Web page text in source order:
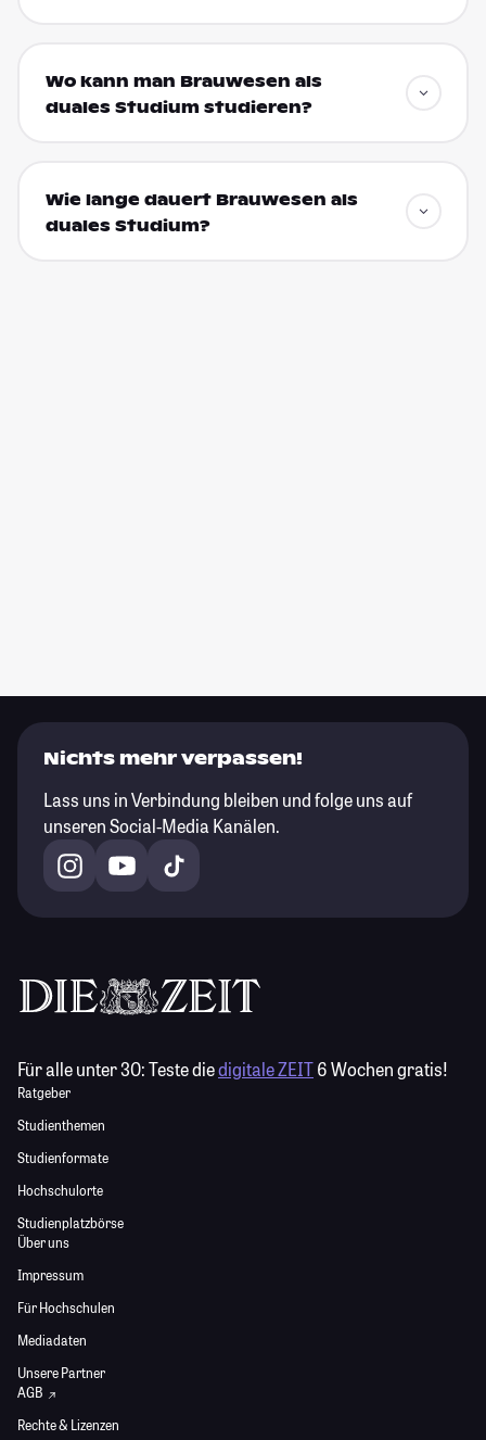
Wo kann man Brauwesen als
duales Studium studieren?
Wie lange dauert Brauwesen als
duales Studium?
Nichts mehr verpassen!
Lass uns in Verbindung bleiben und folge uns auf
unseren Social-Media Kanälen.
Für alle unter 30:Teste diedigitale ZEIT6 Wochen gratis!
Ratgeber
Studienthemen
Studienformate
Hochschulorte
Studienplatzbörse
Über uns
Impressum
Für Hochschulen
Mediadaten
Unsere Partner
AGB
Rechte & Lizenzen